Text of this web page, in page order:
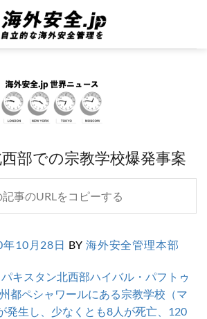
部での宗教学校爆発事案
記事のURLをコピーする
年10月28日 BY海外安全管理本部
キスタン北西部ハイバル・パフトゥ
都ペシャワールにある宗教学校（マ
発生し、少なくとも8人が死亡、120